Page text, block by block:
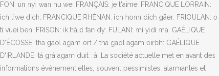
FON: un nyi wan nu we: FRANÇAIS: je t'aime: FRANCIQUE LORRAIN:
ich lìwe dich: FRANCIQUE RHÉNAN: ich honn dich gäer: FRIOULAN: o
ti vuei ben: FRISON: ik hâld fan dy: FULANI: mi yidi ma: GAÉLIQUE
D'ÉCOSSE: tha gaol agam ort / tha gaol agam oirbh: GAÉLIQUE
D'IRLANDE: tá grá agam duit : â¦ La société actuelle met en avant des
informations événementielles, souvent pessimistes, alarmantes et